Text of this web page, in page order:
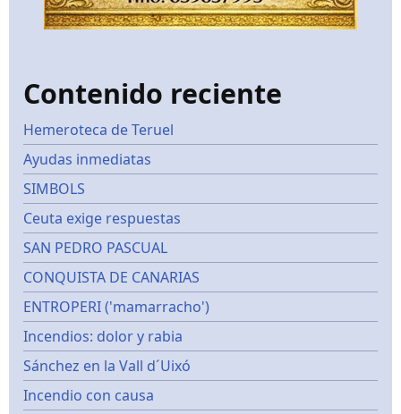
Contenido reciente
Hemeroteca de Teruel
Ayudas inmediatas
SIMBOLS
Ceuta exige respuestas
SAN PEDRO PASCUAL
CONQUISTA DE CANARIAS
ENTROPERI ('mamarracho')
Incendios: dolor y rabia
Sánchez en la Vall d´Uixó
Incendio con causa